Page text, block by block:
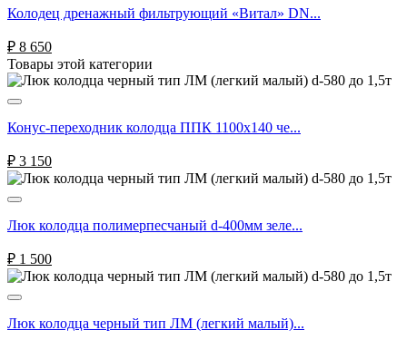
Колодец дренажный фильтрующий «Витал» DN...
₽ 8 650
Товары этой категории
Конус-переходник колодца ППК 1100х140 че...
₽ 3 150
Люк колодца полимерпесчаный d-400мм зеле...
₽ 1 500
Люк колодца черный тип ЛМ (легкий малый)...